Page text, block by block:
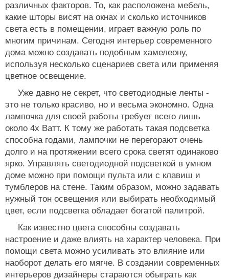
различных факторов. То, как расположена мебель,
какие шторы висят на окнах и сколько источников
света есть в помещении, играет важную роль по
многим причинам. Сегодня интерьер современного
дома можно создавать подобным хамелеону,
используя несколько сценариев света или применяя
цветное освещение.
Уже давно не секрет, что светодиодные ленты -
это не только красиво, но и весьма экономно. Одна
лампочка для своей работы требует всего лишь
около 4х Ватт. К тому же работать такая подсветка
способна годами, лампочки не перегорают очень
долго и на протяжении всего срока светят одинаково
ярко. Управлять светодиодной подсветкой в умном
доме можно при помощи пульта или с клавиш и
тумблеров на стене. Таким образом, можно задавать
нужный тон освещения или выбирать необходимый
цвет, если подсветка обладает богатой палитрой.
Как известно цвета способны создавать
настроение и даже влиять на характер человека. При
помощи света можно усиливать это влияние или
наоборот делать его мягче. В создании современных
интерьеров дизайнеры стараются обыграть как